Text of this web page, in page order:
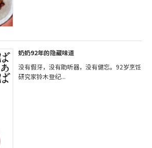
奶奶92年的隐藏味道
没有假牙，没有助听器，没有健忘。92岁烹饪
研究家铃木登纪...